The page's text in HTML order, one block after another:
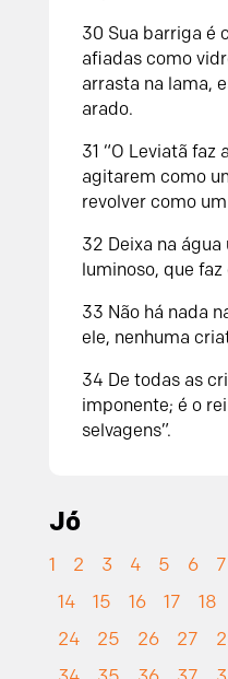
30 Sua barriga é
afiadas como
arrasta na lama,
arado.
31 “O Leviatã faz
agitarem como
revolver como
32 Deixa na
luminoso, que faz
33 Não há nada
ele, nenhuma
34 De todas as
imponente; é o
selvagens”.
Jó
1 2 3 4 5 6 7
14
15 16 17 18
24
25 26 27